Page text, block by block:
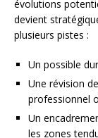
évolutions
devient
plusieurs pistes :
Un possible
Une révision
professionnel
Un
les zones